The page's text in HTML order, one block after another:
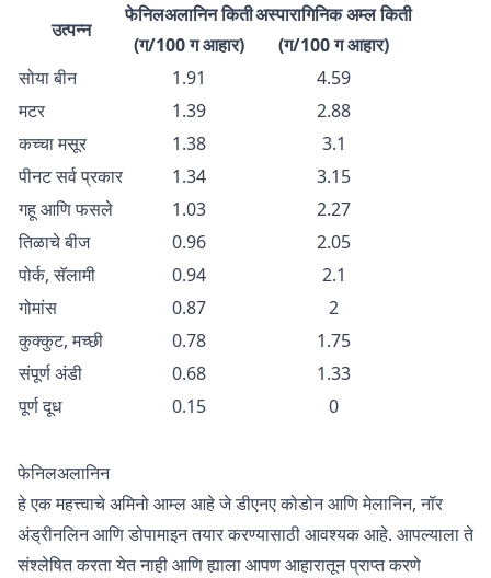
उत्पन्न
फेनिलअलानिन किती
(ग/100 ग आहार)
अस्पारागिनिक अम्ल किती
(ग/100 ग आहार)
सोया बीन
1.91
4.59
मटर
1.39
2.88
कच्चा मसूर
1.38
3.1
पीनट सर्व प्रकार
1.34
3.15
गहू आणि फसले
1.03
2.27
तिळाचे बीज
0.96
2.05
पोर्क, सॅलामी
0.94
2.1
गोमांस
0.87
2
कुक्कुट, मच्छी
0.78
1.75
संपूर्ण अंडी
0.68
1.33
पूर्ण दूध
0.15 0
फेनिलअलानिन
हे एक महत्त्वाचे अमिनो आम्ल आहे जे डीएनए कोडोन आणि मेलानिन, नॉर
अंड्रीनलिन आणि डोपामाइन तयार करण्यासाठी आवश्यक आहे. आपल्याला ते
संश्लेषित करता येत नाही आणि ह्याला आपण आहारातून प्राप्त करणे